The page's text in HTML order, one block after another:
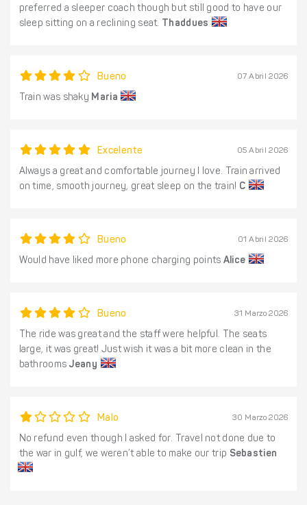
preferred a sleeper coach though but still good to have our
sleep sitting on a reclining seat.
Thaddues
Bueno 07 Abril 2026
Train was shaky Maria
Excelente 05 Abril 2026
Always a great and comfortable journey I love. Train arrived
on time, smooth journey, great sleep on the train! C
Bueno 01 Abril 2026
Would have liked more phone charging points Alice
Bueno 31 Marzo 2026
The ride was great and the staff were helpful. The seats
large, it was great! Just wish it was a bit more clean in the
bathrooms Jeany
Malo 30 Marzo 2026
No refund even though I asked for. Travel not done due to
the war in gulf, we weren’t able to make our trip Sebastien